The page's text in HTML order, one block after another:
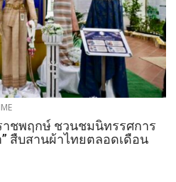
าชพฤกษ์ ชวนชมนิทรรศการ
สืบสานผ้าไทยตลอดเดือน